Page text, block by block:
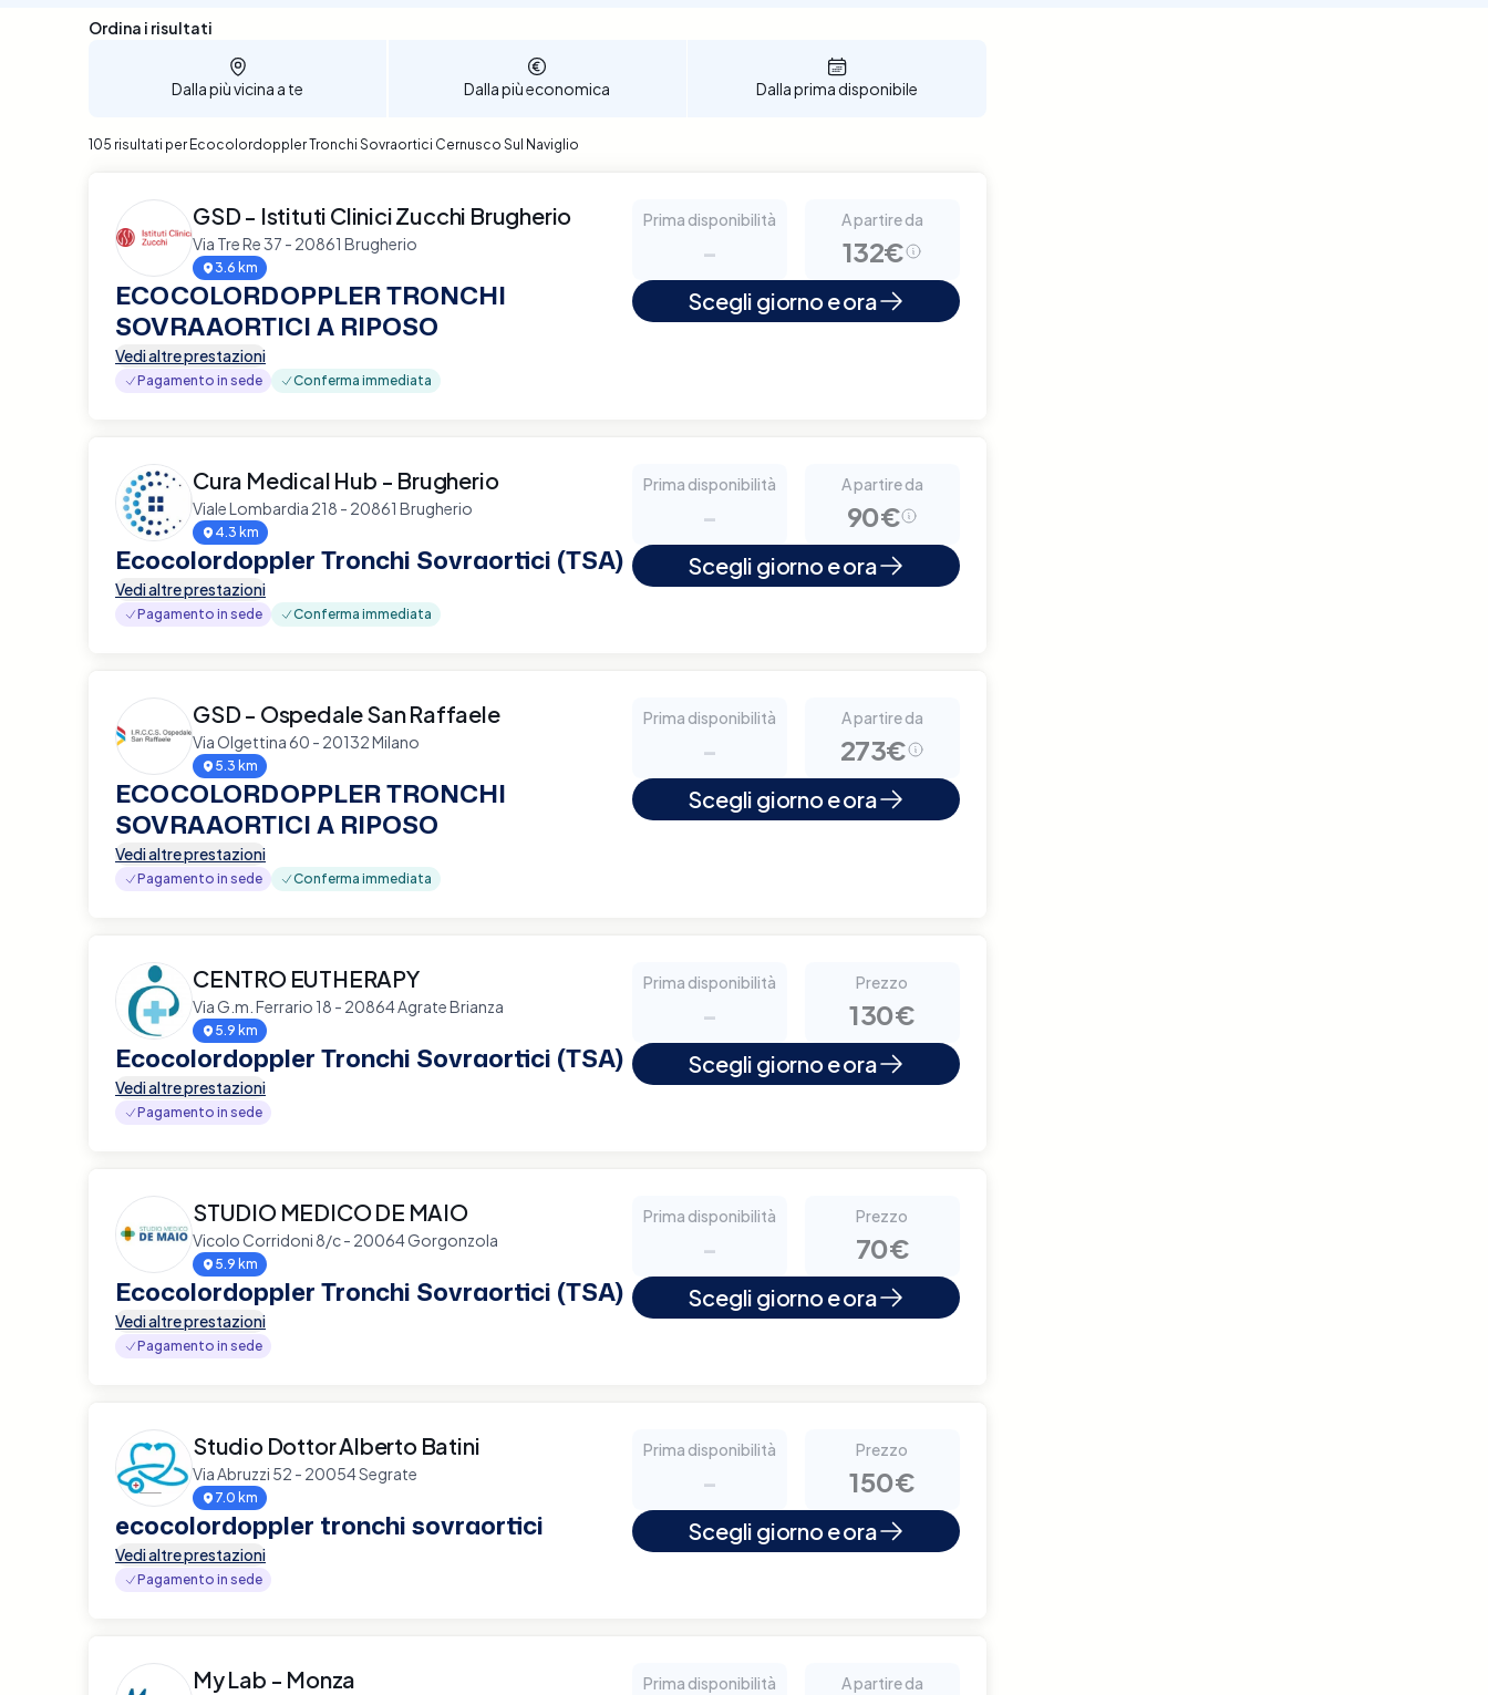
Sono stati trovati 105 risultati
Ordina i risultati
Dalla più vicina a te Dalla più economica Dalla prima disponibile
105 risultati per Ecocolordoppler Tronchi Sovraortici Cernusco Sul Naviglio
GSD - Istituti Clinici Zucchi Brugherio
Via Tre Re 37 - 20861 Brugherio
3.6 km
ECOCOLORDOPPLER TRONCHI
SOVRAAORTICI A RIPOSO
Vedi altre prestazioni
Pagamento in sede Conferma immediata
Prima disponibilità
-
A partire da
132€
Scegli giorno e ora
Cura Medical Hub - Brugherio
Viale Lombardia 218 - 20861 Brugherio
4.3 km
Ecocolordoppler Tronchi Sovraortici (TSA)
Vedi altre prestazioni
Pagamento in sede Conferma immediata
Prima disponibilità
-
A partire da
90€
Scegli giorno e ora
GSD - Ospedale San Raffaele
Via Olgettina 60 - 20132 Milano
5.3 km
ECOCOLORDOPPLER TRONCHI
SOVRAAORTICI A RIPOSO
Vedi altre prestazioni
Pagamento in sede Conferma immediata
Prima disponibilità
-
A partire da
273€
Scegli giorno e ora
CENTRO EUTHERAPY
Via G.m. Ferrario 18 - 20864 Agrate Brianza
5.9 km
Ecocolordoppler Tronchi Sovraortici (TSA)
Vedi altre prestazioni
Pagamento in sede
Prima disponibilità
-
Prezzo
130€
Scegli giorno e ora
STUDIO MEDICO DE MAIO
Vicolo Corridoni 8/c - 20064 Gorgonzola
5.9 km
Ecocolordoppler Tronchi Sovraortici (TSA)
Vedi altre prestazioni
Pagamento in sede
Prima disponibilità
-
Prezzo
70€
Scegli giorno e ora
Studio Dottor Alberto Batini
Via Abruzzi 52 - 20054 Segrate
7.0 km
ecocolordoppler tronchi sovraortici
Vedi altre prestazioni
Pagamento in sede
Prima disponibilità
-
Prezzo
150€
Scegli giorno e ora
My Lab - Monza Prima disponibilità A partire da